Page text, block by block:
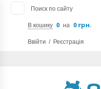
Поиск по сайту
В кошику 0 на 0 грн.
Ввійти / Реєстрація